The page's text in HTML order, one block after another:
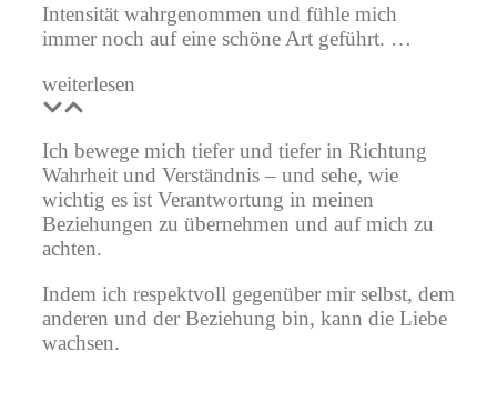
Intensität wahrgenommen und fühle mich
immer noch auf eine schöne Art geführt. …
weiterlesen
Ich bewege mich tiefer und tiefer in Richtung
Wahrheit und Verständnis – und sehe, wie
wichtig es ist Verantwortung in meinen
Beziehungen zu übernehmen und auf mich zu
achten.
Indem ich respektvoll gegenüber mir selbst, dem
anderen und der Beziehung bin, kann die Liebe
wachsen.